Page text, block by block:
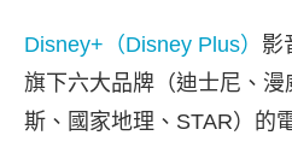
Disney+（Disney Plus） 影
旗下六大品牌（迪士尼、
斯、國家地理、STAR）的